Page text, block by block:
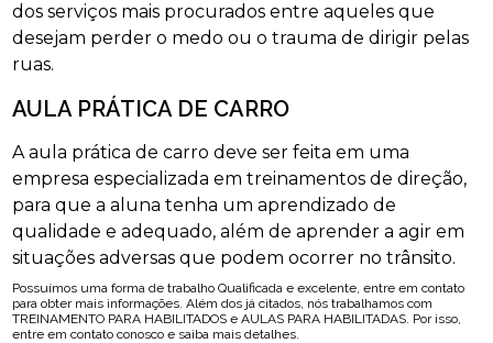
dos serviços mais procurados entre aqueles que
desejam perder o medo ou o trauma de dirigir pelas
ruas.
AULA PRÁTICA DE CARRO
A aula prática de carro deve ser feita em uma
empresa especializada em treinamentos de direção,
para que a aluna tenha um aprendizado de
qualidade e adequado, além de aprender a agir em
situações adversas que podem ocorrer no trânsito.
Possuímos uma forma de trabalho Qualificada e excelente, entre em contato
para obter mais informações. Além dos já citados, nós trabalhamos com
TREINAMENTO PARA HABILITADOS e AULAS PARA HABILITADAS. Por isso,
entre em contato conosco e saiba mais detalhes.